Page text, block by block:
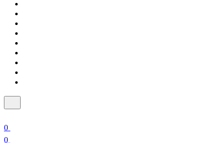
0
0